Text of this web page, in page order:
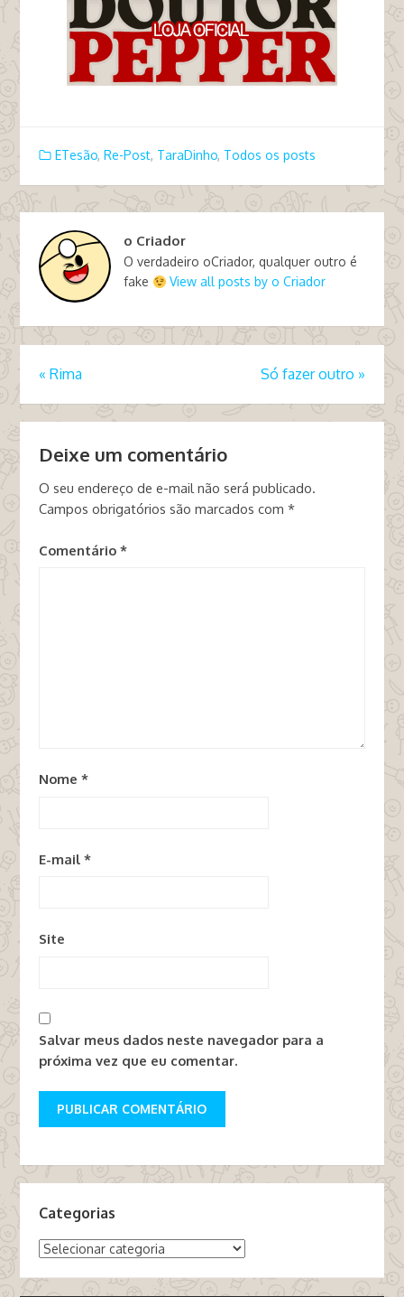
ETesão, Re-Post, TaraDinho, Todos os posts
o Criador
O verdadeiro oCriador, qualquer outro é
fake
View all posts by o Criador
« Rima Só fazer outro »
Deixe um comentário
O seu endereço de e-mail não será publicado.
Campos obrigatórios são marcados com *
Comentário *
Nome *
E-mail *
Site
Salvar meus dados neste navegador para a
próxima vez que eu comentar.
Categorias
Categorias